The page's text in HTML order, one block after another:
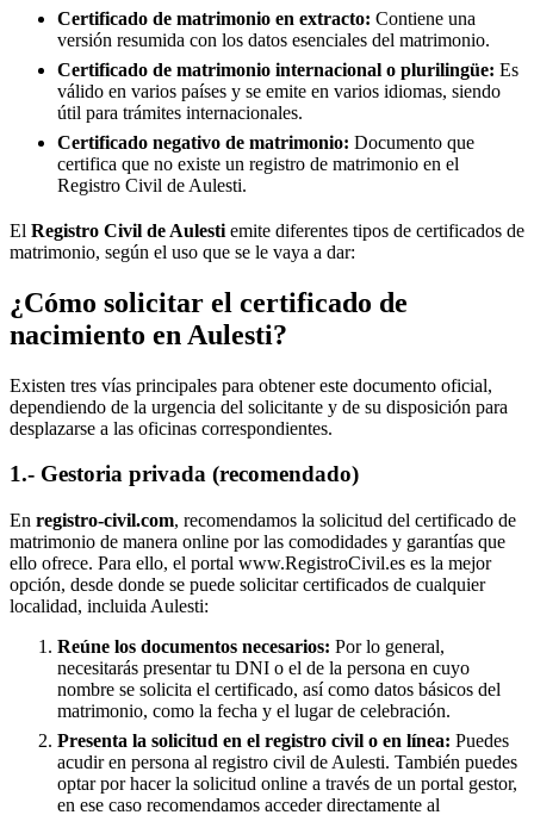
Certificado de matrimonio en extracto: Contiene una
versión resumida con los datos esenciales del matrimonio.
Certificado de matrimonio internacional o plurilingüe: Es
válido en varios países y se emite en varios idiomas, siendo
útil para trámites internacionales.
Certificado negativo de matrimonio: Documento que
certifica que no existe un registro de matrimonio en el
Registro Civil de Aulesti.
El Registro Civil de Aulesti emite diferentes tipos de certificados de
matrimonio, según el uso que se le vaya a dar:
¿Cómo solicitar el certificado de
nacimiento en Aulesti?
Existen tres vías principales para obtener este documento oficial,
dependiendo de la urgencia del solicitante y de su disposición para
desplazarse a las oficinas correspondientes.
1.- Gestoria privada (recomendado)
En registro-civil.com, recomendamos la solicitud del certificado de
matrimonio de manera online por las comodidades y garantías que
ello ofrece. Para ello, el portal www.RegistroCivil.es es la mejor
opción, desde donde se puede solicitar certificados de cualquier
localidad, incluida Aulesti:
Reúne los documentos necesarios: Por lo general,
necesitarás presentar tu DNI o el de la persona en cuyo
nombre se solicita el certificado, así como datos básicos del
matrimonio, como la fecha y el lugar de celebración.
Presenta la solicitud en el registro civil o en línea: Puedes
acudir en persona al registro civil de Aulesti. También puedes
optar por hacer la solicitud online a través de un portal gestor,
en ese caso recomendamos acceder directamente al